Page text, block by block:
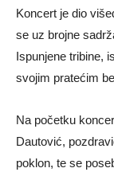
Koncert je dio
se uz brojne
Ispunjene tribine,
svojim pratećim
Na početku
Dautović,
poklon, te se